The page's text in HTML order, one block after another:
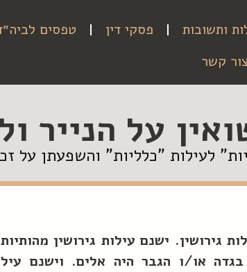
ותשובות פסקי דין
טפסים
קשר
על הנייר
לעילות "כלליות" והשפעתן על
גירושין. ישנם עילות גירושין
או/ו הגבר היה אלים. וישנם